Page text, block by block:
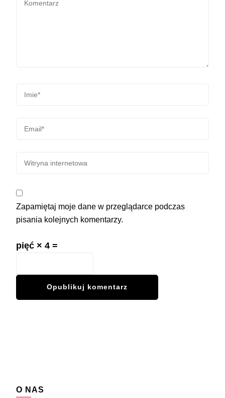
Zapamiętaj moje dane w przeglądarce podczas
pisania kolejnych komentarzy.
pięć × 4 =
O NAS